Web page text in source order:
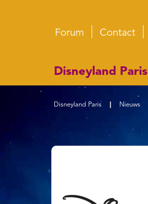
Forum Contact
Disneyland Paris
Disneyland Paris Nieuws